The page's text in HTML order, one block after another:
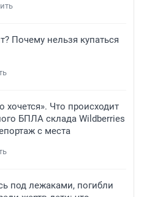
Почему нельзя купаться
хочется». Что происходит
БПЛА склада Wildberries
с места
под лежаками, погибли